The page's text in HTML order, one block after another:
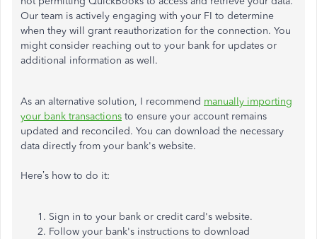
Our team is actively engaging with your FI to determine
when they will grant reauthorization for the connection. You
might consider reaching out to your bank for updates or
additional information as well.
As an alternative solution, I recommend manually importing
your bank transactions to ensure your account remains
updated and reconciled. You can download the necessary
data directly from your bank's website.
Here’s how to do it:
Sign in to your bank or credit card's website.
Follow your bank's instructions to download